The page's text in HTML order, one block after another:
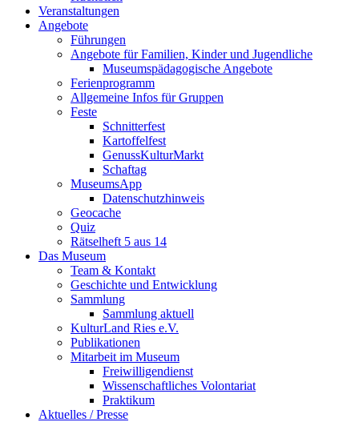
Veranstaltungen
Angebote
Führungen
Angebote für Familien, Kinder und Jugendliche
Museumspädagogische Angebote
Ferienprogramm
Allgemeine Infos für Gruppen
Feste
Schnitterfest
Kartoffelfest
GenussKulturMarkt
Schaftag
MuseumsApp
Datenschutzhinweis
Geocache
Quiz
Rätselheft 5 aus 14
Das Museum
Team & Kontakt
Geschichte und Entwicklung
Sammlung
Sammlung aktuell
KulturLand Ries e.V.
Publikationen
Mitarbeit im Museum
Freiwilligendienst
Wissenschaftliches Volontariat
Praktikum
Aktuelles / Presse